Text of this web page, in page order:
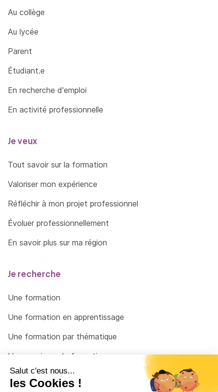
Au collège
Au lycée
Parent
Étudiant.e
En recherche d'emploi
En activité professionnelle
Je veux
Tout savoir sur la formation
Valoriser mon expérience
Réfléchir à mon projet professionnel
Évoluer professionnellement
En savoir plus sur ma région
Je recherche
Une formation
Une formation en apprentissage
Une formation par thématique
Un organisme de formation
Un conseiller